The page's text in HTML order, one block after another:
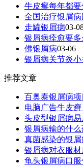
牛皮癣每年都
全国治疗银屑病
走罐银屑病03-
银屑病痊愈要多
佛银屑病03-06
银屑病关节炎小
推荐文章
百奥泰银屑病项
电脑广告牛皮癣
头皮型银屑病
银屑病输的什么
真菌感染的银
银屑病对衣服
龟头银屑病口